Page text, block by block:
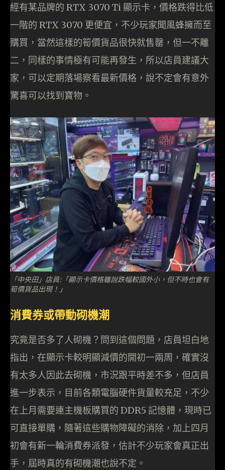
經有某品牌的 RTX 3070 Ti 顯示卡，價格跌得比低
一階的 RTX 3070 更便宜，不少玩家聞風蜂擁而至
購買，當然這樣的筍價貨品很快就售罄，但一不離
二，同樣的事情極有可能再發生，所以店員建議大
家，可以定期落場察看最新價格，說不定會有意外
驚喜可以找到寶物。
「中央田」店員:「顯示卡價格雖說跌幅較國外小，但不時也會有
筍價貨品出現！」
消費券或帶動砌機潮
究竟是否多了人砌機？問到這個問題，店員坦白地
指出，在顯示卡較明顯減價的開初一兩周，確實沒
有太多人因此去砌機，市況跟平時差不多，但店員
進一步表示，目前各類電腦硬件貨量較充足，不少
在上月需要連主機板購買的 DDR5 記憶體，現時已
可直接單購，隨著這些購物障礙的消除，加上四月
初會有新一輪消費券派發，估計不少玩家會真正出
手，屆時真的有砌機潮也說不定。